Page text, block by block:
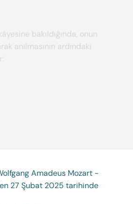
bakıldığında, onun
anılmasının ardındaki
Amadeus Mozart -
27 Şubat 2025 tarihinde